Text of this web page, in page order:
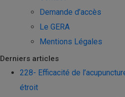
Demande d’accès
Le GERA
Mentions Légales
Derniers articles
228- Efficacité de
étroit